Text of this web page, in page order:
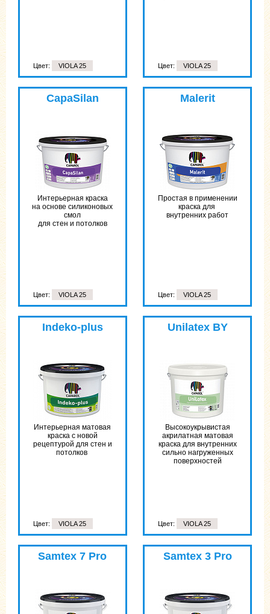
Цвет: VIOLA 25 Цвет: VIOLA 25
CapaSilan
Интерьерная краска
на основе силиконовых
смол
для стен и потолков
Цвет: VIOLA 25
Malerit
Простая в применении
краска для
внутренних работ
Цвет: VIOLA 25
Indeko-plus
Интерьерная матовая
краска с новой
рецептурой для стен и
потолков
Цвет: VIOLA 25
Unilatex BY
Высоко­укрывистая
акрилатная матовая
краска для внутренних
сильно нагруженных
поверхностей
Цвет: VIOLA 25
Samtex 7 Pro Samtex 3 Pro